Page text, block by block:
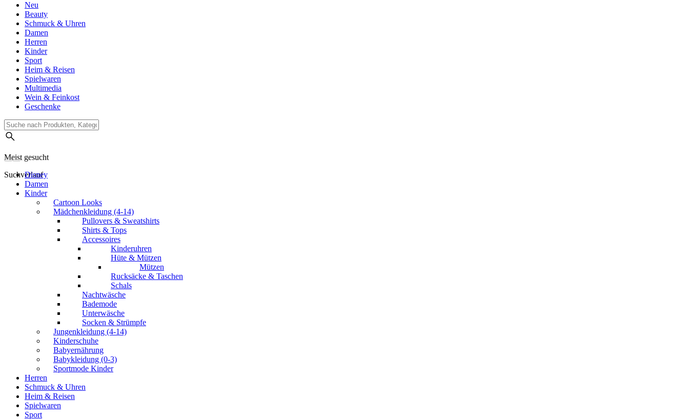
Neu
Beauty
Schmuck & Uhren
Damen
Herren
Kinder
Sport
Heim & Reisen
Spielwaren
Multimedia
Wein & Feinkost
Geschenke
Meist gesucht
Suchverlauf
Disney
Damen
Kinder
Cartoon Looks
Mädchenkleidung (4-14)
Pullovers & Sweatshirts
Shirts & Tops
Accessoires
Kinderuhren
Hüte & Mützen
Mützen
Rucksäcke & Taschen
Schals
Nachtwäsche
Bademode
Unterwäsche
Socken & Strümpfe
Jungenkleidung (4-14)
Kinderschuhe
Babyernährung
Babykleidung (0-3)
Sportmode Kinder
Herren
Schmuck & Uhren
Heim & Reisen
Spielwaren
Sport